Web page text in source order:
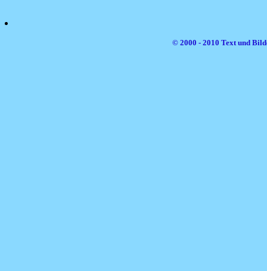
© 2000 - 2010 Text und